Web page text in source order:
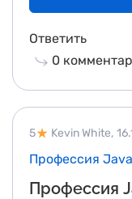
технологиям
темой тем, кто
бэкэнд и
Ответить
0
5 Kevin White,
Профессия
Профессия